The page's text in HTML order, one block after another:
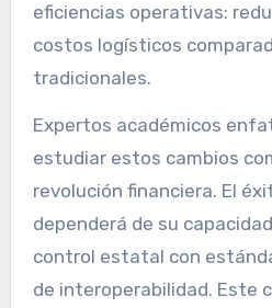
eficiencias operativas:
costos logísticos
tradicionales.
Expertos académicos
estudiar estos cambios
revolución financiera. El
dependerá de su
control estatal con
de interoperabilidad. Este